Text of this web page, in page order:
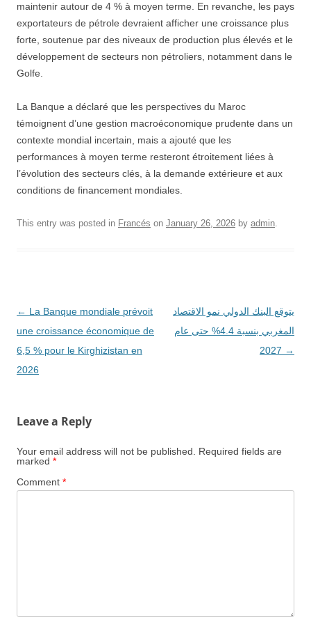
maintenir autour de 4 % à moyen terme. En revanche, les pays
exportateurs de pétrole devraient afficher une croissance plus
forte, soutenue par des niveaux de production plus élevés et le
développement de secteurs non pétroliers, notamment dans le
Golfe.
La Banque a déclaré que les perspectives du Maroc
témoignent d’une gestion macroéconomique prudente dans un
contexte mondial incertain, mais a ajouté que les
performances à moyen terme resteront étroitement liées à
l’évolution des secteurs clés, à la demande extérieure et aux
conditions de financement mondiales.
This entry was posted in Francés on January 26, 2026 by admin.
Post
navigation
← La Banque mondiale prévoit
une croissance économique de
6,5 % pour le Kirghizistan en
2026
يتوقع البنك الدولي نمو الاقتصاد
المغربي بنسبة 4.4% حتى عام
→
Leave a Reply
Your email address will not be published.
Required fields are
marked *
Comment *